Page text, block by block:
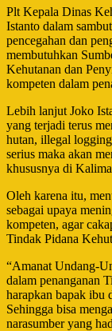
Plt Kepala Dinas
Istanto dalam
pencegahan dan
membutuhkan
Kehutanan dan
kompeten dalam
Lebih lanjut Joko
yang terjadi terus
hutan, illegal
serius maka akan
khususnya di
Oleh karena itu,
sebagai upaya
kompeten, agar
Tindak Pidana
“Amanat Undang-
dalam penanganan
harapkan bapak ibu
Sehingga bisa
narasumber yang